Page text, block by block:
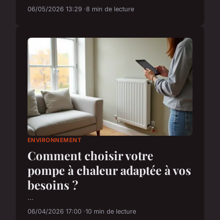
06/05/2026 13:29 8 min de lecture
ENVIRONNEMENT
Comment choisir votre
pompe à chaleur adaptée à vos
besoins ?
...
06/04/2026 17:00 10 min de lecture